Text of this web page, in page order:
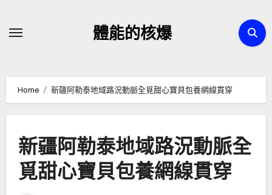
體能的核爆
Home 新疆阿勒泰地域路況動脈全覓甜心寶貝包養網線貫穿
新疆阿勒泰地域路況動脈全
覓甜心寶貝包養網線貫穿